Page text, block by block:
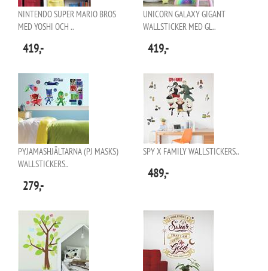
NINTENDO SUPER MARIO BROS
MED YOSHI OCH ..
419,-
UNICORN GALAXY GIGANT
WALLSTICKER MED GL..
419,-
PYJAMASHJÄLTARNA (PJ MASKS)
WALLSTICKERS..
279,-
SPY X FAMILY WALLSTICKERS..
489,-